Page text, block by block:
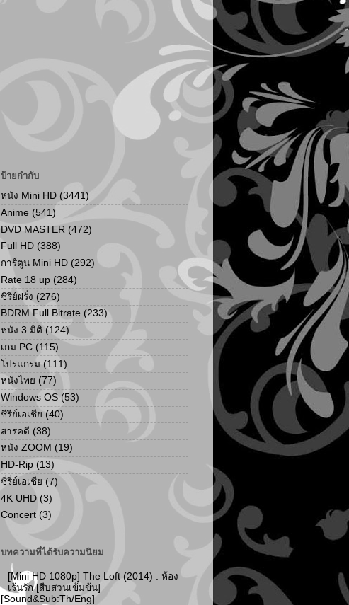
ป้ายกำกับ
หนัง Mini HD (3441)
Anime (541)
DVD MASTER (472)
Full HD (388)
การ์ตูน Mini HD (292)
Rate 18 up (284)
ซีรีย์ฝรั่ง (276)
BDRM Full Bitrate (233)
หนัง 3 มิติ (124)
เกม PC (115)
โปรแกรม (111)
หนังไทย (77)
Windows OS (53)
ซีรีย์เอเชีย (40)
สารคดี (38)
หนัง ZOOM (19)
HD-Rip (13)
ซี่รี่ย์เอเชีย (7)
4K UHD (3)
Concert (3)
บทความที่ได้รับความนิยม
[Mini HD 1080p] The Loft (2014) : ห้อง
เร้นรัก [สืบสวนเข้มข้น]
[Sound&Sub:Th/Eng]